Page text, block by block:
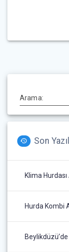
Arama:
Son
Klima
Hurda Kombi